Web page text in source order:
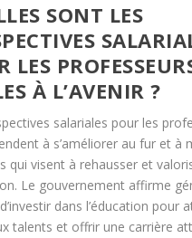
SONT LES
LES
À L’AVENIR ?
salariales pour les
à s’améliorer au fur et à
qui visent à rehausser et
Le gouvernement affirme
dans l’éducation pour
talents et offrir une carrière